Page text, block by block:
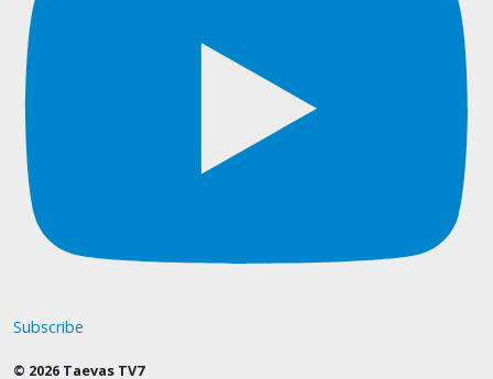
Subscribe
© 2026 Taevas TV7